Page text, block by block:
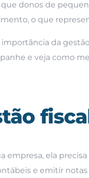
donos de
o que
importância da
e veja como
empresa, ela
e emitir notas